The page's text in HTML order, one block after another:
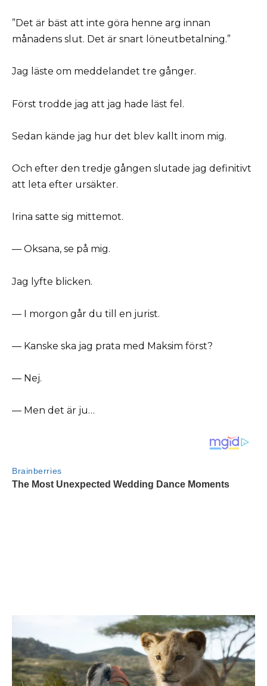
”Det är bäst att inte göra henne arg innan
månadens slut. Det är snart löneutbetalning.”
Jag läste om meddelandet tre gånger.
Först trodde jag att jag hade läst fel.
Sedan kände jag hur det blev kallt inom mig.
Och efter den tredje gången slutade jag definitivt
att leta efter ursäkter.
Irina satte sig mittemot.
— Oksana, se på mig.
Jag lyfte blicken.
— I morgon går du till en jurist.
— Kanske ska jag prata med Maksim först?
— Nej.
— Men det är ju…